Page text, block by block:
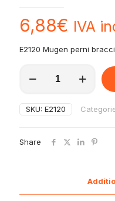
6,88€ IVA
E2120 Mugen perni
Mugen
bracci
posteriori
pz)
SKU: E2120
Share